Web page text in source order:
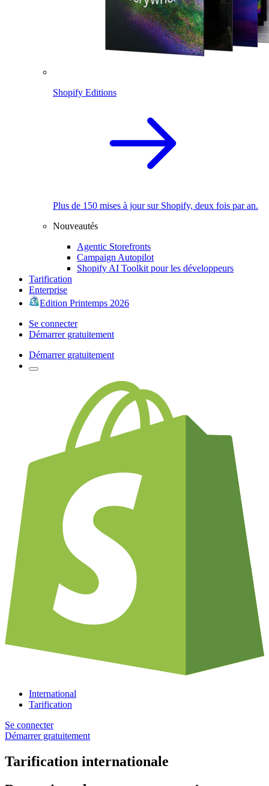
Shopify Editions
Plus de 150 mises à jour sur Shopify, deux fois par an.
Nouveautés
Agentic Storefronts
Campaign Autopilot
Shopify AI Toolkit pour les développeurs
Tarification
Enterprise
Edition Printemps 2026
Se connecter
Démarrer gratuitement
Démarrer gratuitement
International
Tarification
Se connecter
Démarrer gratuitement
Tarification internationale